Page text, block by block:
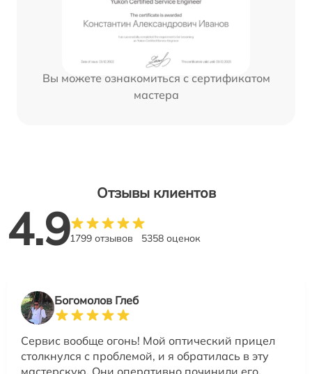
Вы можете ознакомиться с сертификатом
мастера
Отзывы клиентов
4.91799 отзывов 5358 оценок
Богомолов Глеб
Сервис вообще огонь! Мой оптический прицел
столкнулся с проблемой, и я обратилась в эту